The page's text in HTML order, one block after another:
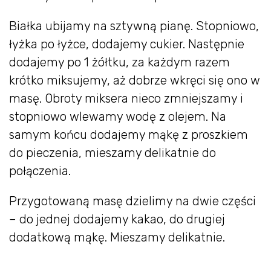
Białka ubijamy na sztywną pianę. Stopniowo,
łyżka po łyżce, dodajemy cukier. Następnie
dodajemy po 1 żółtku, za każdym razem
krótko miksujemy, aż dobrze wkręci się ono w
masę. Obroty miksera nieco zmniejszamy i
stopniowo wlewamy wodę z olejem. Na
samym końcu dodajemy mąkę z proszkiem
do pieczenia, mieszamy delikatnie do
połączenia.
Przygotowaną masę dzielimy na dwie części
– do jednej dodajemy kakao, do drugiej
dodatkową mąkę. Mieszamy delikatnie.